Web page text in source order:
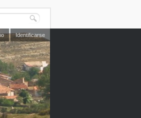
Identificarse